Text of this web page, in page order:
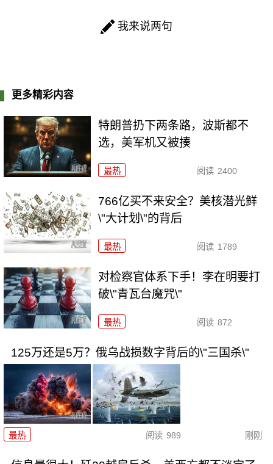
我来说两句
更多精彩内容
特朗普扔下两条路，波斯都不
选，美军机又被揍
最热 阅读 2400
766亿买不来安全？美核潜光鲜
\"大计划\"的背后
最热 阅读 1789
对检察官体系下手！李在明要打
破\"青瓦台魔咒\"
最热 阅读 872
125万还是5万？俄乌战损数字背后的\"三国杀\"
最热 阅读 989 刚刚